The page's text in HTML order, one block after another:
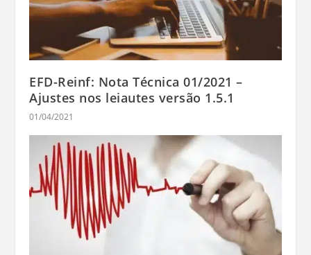
EFD-Reinf: Nota Técnica 01/2021 –
Ajustes nos leiautes versão 1.5.1
01/04/2021